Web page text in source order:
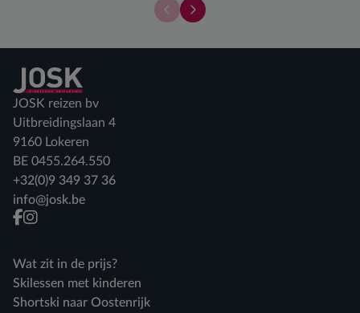
Er zijn momenteel geen kamers
Vergelijk de verschillende
Terug naar home
JOSK reizen bv
Uitbreidingslaan 4
9160 Lokeren
BE 0455.264.550
+32(0)9 349 37 36
info@josk.be
facebook
instagram
Wat zit in de prijs?
Skilessen met kinderen
Shortski naar Oostenrijk